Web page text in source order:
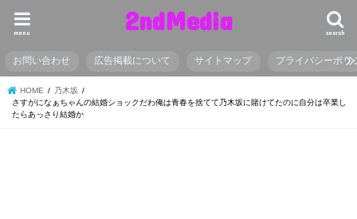
2ndMedia search
menu
お問い合わせ 広告掲載について サイトマップ プライバシーポリ
HOME
乃木坂
さすがになぁちゃんの結婚ショックだわ俺は青春を捨てて乃木坂に賭けてたのに自分は卒業し
たらあっさり結婚か